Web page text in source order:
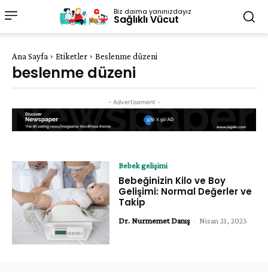
Biz daima yanınızdayız
Sağlıklı Vücut
Ana Sayfa Etiketler Beslenme düzeni
beslenme düzeni
- Advertisement -
Bebek gelişimi
Bebeğinizin Kilo ve Boy
Gelişimi: Normal Değerler ve
Takip
Dr. Nurmemet Danış - Nisan 21, 2025